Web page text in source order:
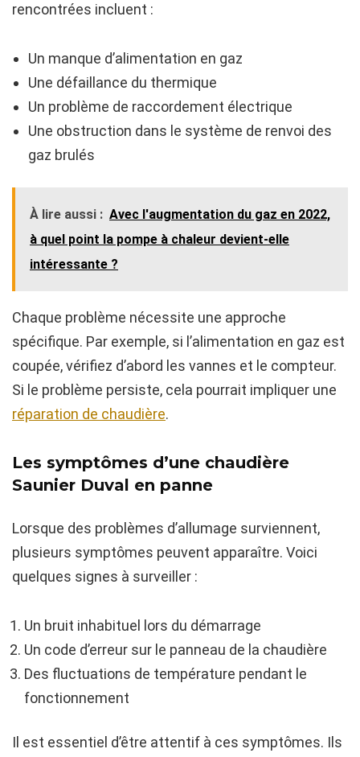
rencontrées incluent :
Un manque d’alimentation en gaz
Une défaillance du thermique
Un problème de raccordement électrique
Une obstruction dans le système de renvoi des
gaz brulés
À lire aussi : Avec l'augmentation du gaz en 2022,
à quel point la pompe à chaleur devient-elle
intéressante ?
Chaque problème nécessite une approche
spécifique. Par exemple, si l’alimentation en gaz est
coupée, vérifiez d’abord les vannes et le compteur.
Si le problème persiste, cela pourrait impliquer une
réparation de chaudière.
Les symptômes d’une chaudière
Saunier Duval en panne
Lorsque des problèmes d’allumage surviennent,
plusieurs symptômes peuvent apparaître. Voici
quelques signes à surveiller :
Un bruit inhabituel lors du démarrage
Un code d’erreur sur le panneau de la chaudière
Des fluctuations de température pendant le
fonctionnement
Il est essentiel d’être attentif à ces symptômes. Ils